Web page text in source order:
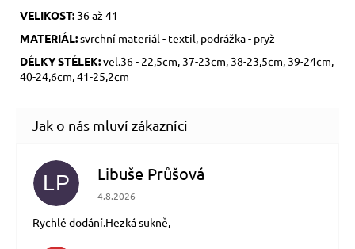
VELIKOST: 36 až 41
MATERIÁL:svrchní materiál - textil, podrážka - pryž
DÉLKY STÉLEK:vel.36 - 22,5cm, 37-23cm, 38-23,5cm, 39-24cm,
40-24,6cm, 41-25,2cm
LP Libuše Průšová
Hodnocení obchodu je 5 z 5 hvězdiček.
4.8.2026
Rychlé dodání.Hezká sukně,